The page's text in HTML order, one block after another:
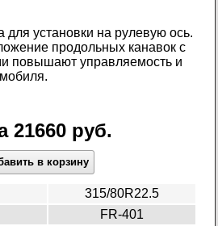
для установки на рулевую ось.
продольных канавок с
повышают управляемость и
21660 руб.
в корзину
315/80R22.5
FR-401